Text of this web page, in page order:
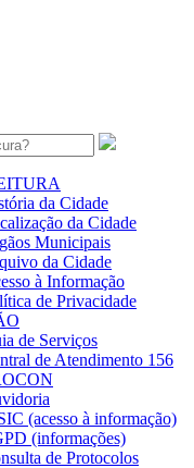
da Cidade
da Cidade
Municipais
da Cidade
à Informação
de Privacidade
de Serviços
de Atendimento 156
(acesso à informação)
(informações)
de Protocolos